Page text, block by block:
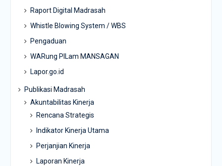
Raport Digital Madrasah
Whistle Blowing System / WBS
Pengaduan
WARung PILam MANSAGAN
Lapor.go.id
Publikasi Madrasah
Akuntabilitas Kinerja
Rencana Strategis
Indikator Kinerja Utama
Perjanjian Kinerja
Laporan Kinerja